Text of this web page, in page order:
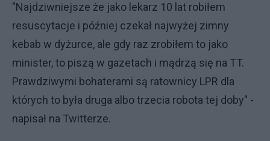
"Najdziwniejsze że jako lekarz 10 lat robiłem
resuscytacje i później czekał najwyżej zimny
kebab w dyżurce, ale gdy raz zrobiłem to jako
minister, to piszą w gazetach i mądrzą się na TT.
Prawdziwymi bohaterami są ratownicy LPR dla
których to była druga albo trzecia robota tej doby" -
napisał na Twitterze.